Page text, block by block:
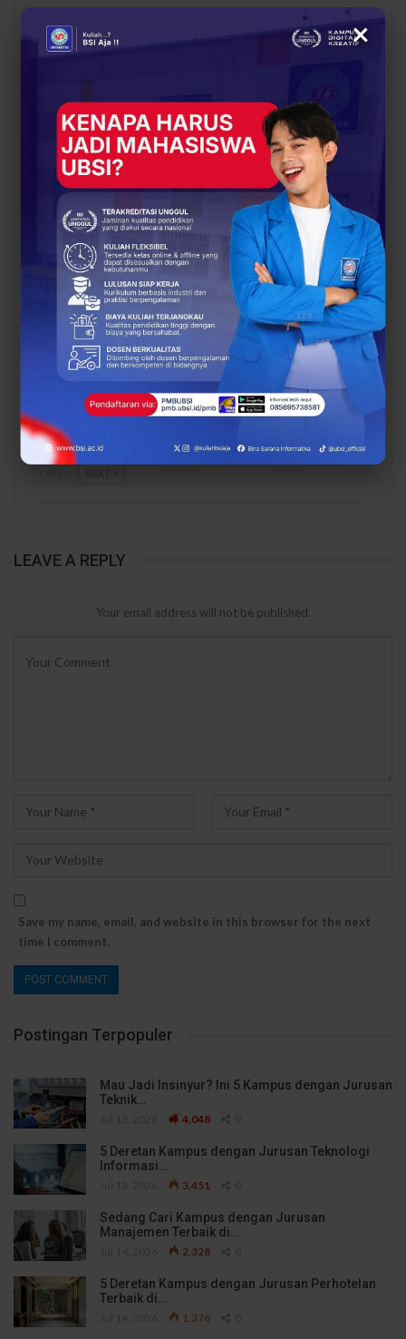
BERITA
UBSI Buka Call for
Papers ICAISD 2026,
Dorong Riset Teknologi
dan Keamanan Siber…
Siap Kuliah Berkualitas?
UBSI Cengkareng Gelar
Open Booth Spesial
dengan Beasiswa…
Dari Catatan Manual
Bantu Bank Sampah
Mawar Burangrang
Kelola…
BERITA
Dari Sampah Jadi
Rupiah, UBSI Bantu
Bank Sampah Mawar
Burangrang Go Digital
LEAVE A REPLY
Your email address will not be published.
Save my name, email, and website in this browser for the next
time I comment.
Postingan Terpopuler
Mau Jadi Insinyur? Ini 5 Kampus dengan Jurusan
Teknik…
4,048
5 Deretan Kampus dengan Jurusan Teknologi
Informasi…
3,451
Sedang Cari Kampus dengan Jurusan
Manajemen Terbaik di…
2,328
5 Deretan Kampus dengan Jurusan Perhotelan
Terbaik di…
1,376
×